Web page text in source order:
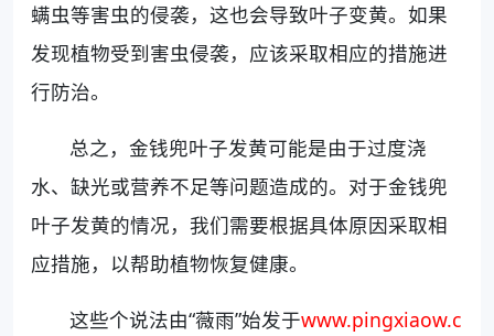
螨虫等害虫的侵袭，这也会导致叶子变黄。如果
发现植物受到害虫侵袭，应该采取相应的措施进
行防治。
总之，金钱兜叶子发黄可能是由于过度浇
水、缺光或营养不足等问题造成的。对于金钱兜
叶子发黄的情况，我们需要根据具体原因采取相
应措施，以帮助植物恢复健康。
这些个说法由“薇雨”始发于www.pingxiaow.c